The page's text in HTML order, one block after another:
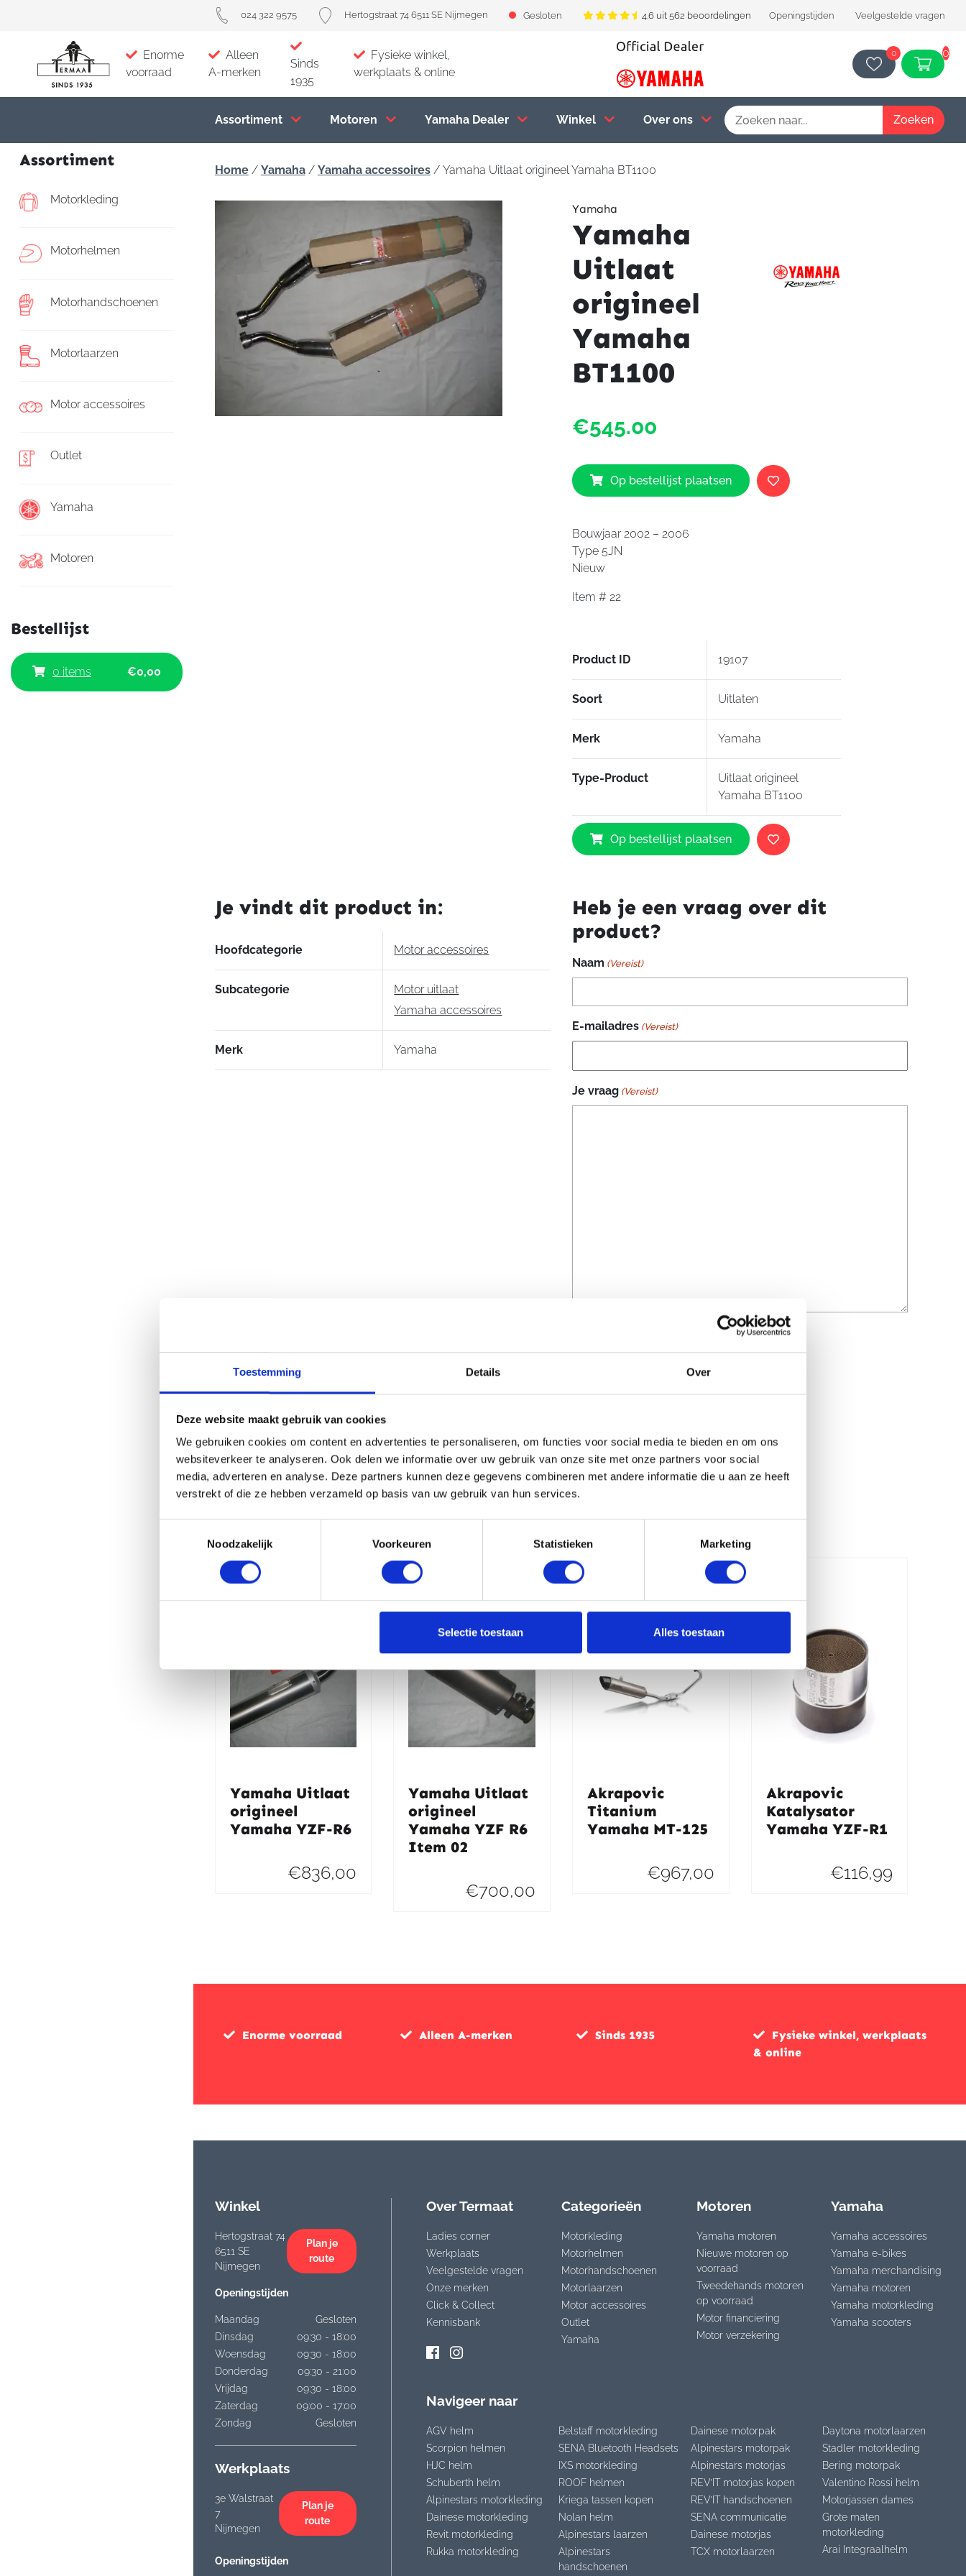
Toestemming Details Over
Deze website maakt gebruik van cookies
We gebruiken cookies om content en advertenties te personaliseren, om functies voor social media te bieden en om ons
websiteverkeer te analyseren. Ook delen we informatie over uw gebruik van onze site met onze partners voor social
media, adverteren en analyse. Deze partners kunnen deze gegevens combineren met andere informatie die u aan ze heeft
verstrekt of die ze hebben verzameld op basis van uw gebruik van hun services.
Noodzakelijk
Voorkeuren Statistieken Marketing
Selectie toestaan Alles toestaan
024 322 9575 Hertogstraat 74 6511 SE Nijmegen Gesloten 4.6 uit 562 beoordelingen Openingstijden Veelgestelde vragen
Enorme
voorraad
Alleen
A-merken
Sinds
1935
Fysieke winkel,
werkplaats & online
0 0
Assortiment Motoren Yamaha Dealer Winkel Over ons
Assortiment
Motorkleding
Motorhelmen
Motorhandschoenen
Motorlaarzen
Motor accessoires
Outlet
Yamaha
Motoren
Bestellijst
0 items €0,00
Home/ Yamaha/ Yamaha accessoires/ Yamaha Uitlaat origineel Yamaha BT1100
Yamaha
Yamaha
Uitlaat
origineel
Yamaha
BT1100
€545.00
Op bestellijst plaatsen
Bouwjaar 2002 – 2006
Type 5JN
Nieuw
Item # 22
Product ID 19107
Soort Uitlaten
Merk Yamaha
Type-Product
Uitlaat origineel
Yamaha BT1100
Yamaha
Uitlaat
origineel
aantal
Op bestellijst plaatsen
Je vindt dit product in:
Hoofdcategorie Motor accessoires
Subcategorie
Motor uitlaat
Yamaha accessoires
Merk Yamaha
Heb je een vraag over dit
product?
Naam (Vereist)
E-mailadres (Vereist)
Je vraag (Vereist)
Gerelateerde producten
Yamaha Uitlaat
origineel
Yamaha YZF-R6
€836,00
Yamaha Uitlaat
origineel
Yamaha YZF R6
Item 02
€700,00
Akrapovic
Titanium
Yamaha MT-125
€967,00
Akrapovic
Katalysator
Yamaha YZF-R1
€116,99
Enorme voorraad Alleen A-merken Sinds 1935
Fysieke winkel, werkplaats
& online
Winkel
Hertogstraat 74
6511 SE
Nijmegen
Plan je
route
Openingstijden
Maandag
Gesloten
Dinsdag
09:30 - 18:00
Woensdag
09:30 - 18:00
Donderdag
09:30 - 21:00
Vrijdag
09:30 - 18:00
Zaterdag
09:00 - 17:00
Zondag
Gesloten
Werkplaats
3e Walstraat
7
Nijmegen
Plan je
route
Openingstijden
Over Termaat
Ladies corner
Werkplaats
Veelgestelde vragen
Onze merken
Click & Collect
Kennisbank
Categorieën
Motorkleding
Motorhelmen
Motorhandschoenen
Motorlaarzen
Motor accessoires
Outlet
Yamaha
Motoren
Yamaha motoren
Nieuwe motoren op
voorraad
Tweedehands motoren
op voorraad
Motor financiering
Motor verzekering
Yamaha
Yamaha accessoires
Yamaha e-bikes
Yamaha merchandising
Yamaha motoren
Yamaha motorkleding
Yamaha scooters
Navigeer naar
AGV helm
Scorpion helmen
HJC helm
Schuberth helm
Alpinestars motorkleding
Dainese motorkleding
Revit motorkleding
Rukka motorkleding
Belstaff motorkleding
SENA Bluetooth Headsets
IXS motorkleding
ROOF helmen
Kriega tassen kopen
Nolan helm
Alpinestars laarzen
Alpinestars
handschoenen
Dainese motorpak
Alpinestars motorpak
Alpinestars motorjas
REV’IT motorjas kopen
REV’IT handschoenen
SENA communicatie
Dainese motorjas
TCX motorlaarzen
Daytona motorlaarzen
Stadler motorkleding
Bering motorpak
Valentino Rossi helm
Motorjassen dames
Grote maten
motorkleding
Arai Integraalhelm